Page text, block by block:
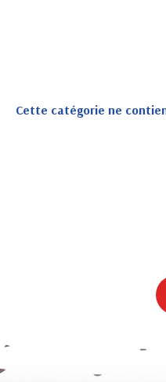
Cette catégorie ne